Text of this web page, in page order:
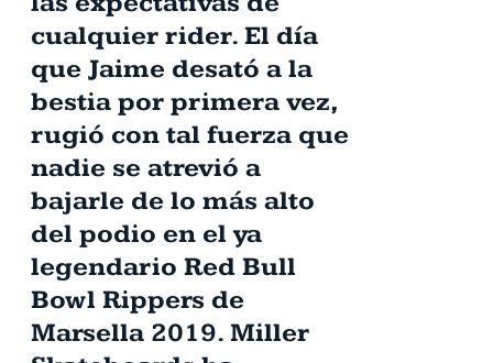
cualquier rider. El día
que Jaime desató a la
bestia por primera vez,
rugió con tal fuerza que
nadie se atrevió a
bajarle de lo más alto
del podio en el ya
legendario Red Bull
Bowl Rippers de
Marsella 2019. Miller